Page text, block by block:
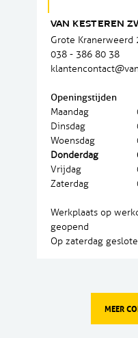
VAN KESTEREN
Grote Kranerweerd
038 - 386 80 38
Openingstijden
Maandag
Dinsdag
Woensdag
Donderdag
Vrijdag
Zaterdag
Werkplaats op
geopend
Op zaterdag
MEER